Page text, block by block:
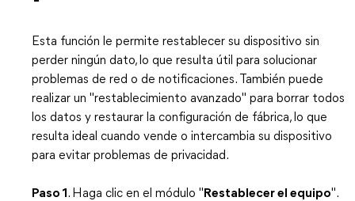
Esta función le permite restablecer su dispositivo sin
perder ningún dato, lo que resulta útil para solucionar
problemas de red o de notificaciones. También puede
realizar un "restablecimiento avanzado" para borrar todos
los datos y restaurar la configuración de fábrica, lo que
resulta ideal cuando vende o intercambia su dispositivo
para evitar problemas de privacidad.
Paso 1 . Haga clic en el módulo " Restablecer el equipo".